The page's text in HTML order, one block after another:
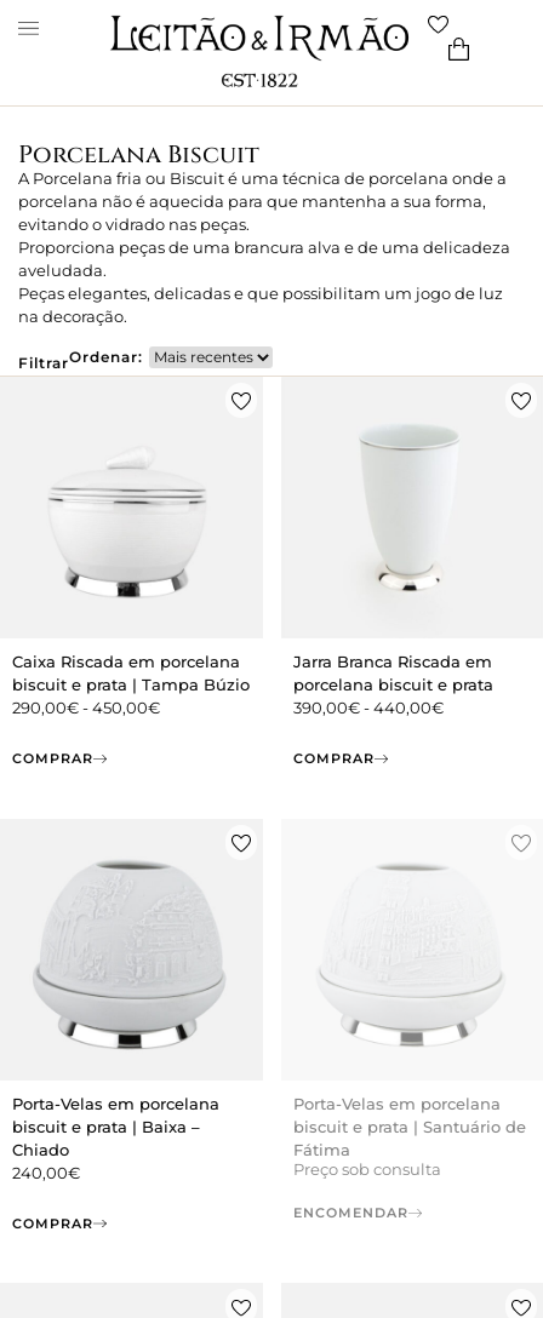
Porcelana Biscuit
A Porcelana fria ou Biscuit é uma técnica de porcelana onde a
porcelana não é aquecida para que mantenha a sua forma,
evitando o vidrado nas peças.
Proporciona peças de uma brancura alva e de uma delicadeza
aveludada.
Peças elegantes, delicadas e que possibilitam um jogo de luz
na decoração.
FiltrarOrdenar:
Caixa Riscada em porcelana
biscuit e prata | Tampa Búzio
290,00€-450,00€
COMPRAR
Jarra Branca Riscada em
porcelana biscuit e prata
390,00€-440,00€
COMPRAR
Porta-Velas em porcelana
biscuit e prata | Baixa –
Chiado
240,00€
COMPRAR
Porta-Velas em porcelana
biscuit e prata | Santuário de
Fátima
Preço sob consulta
ENCOMENDAR